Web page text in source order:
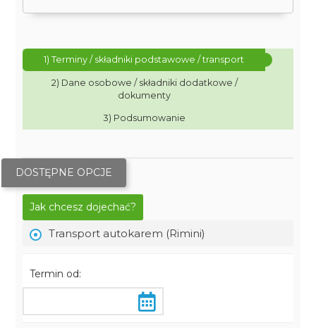
1) Terminy / składniki podstawowe / transport
2) Dane osobowe / składniki dodatkowe /
dokumenty
3) Podsumowanie
DOSTĘPNE OPCJE
Jak chcesz dojechać?
Transport autokarem (Rimini)
Termin od: